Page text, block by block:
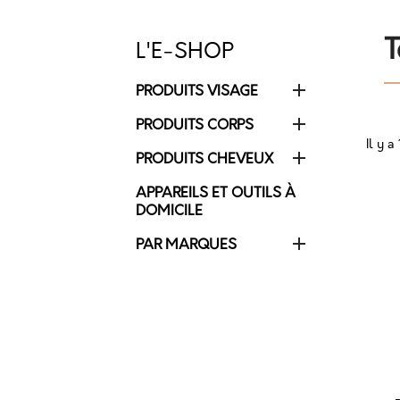
L'E-SHOP
PRODUITS VISAGE 
PRODUITS CORPS 
PRODUITS CHEVEUX 
APPAREILS ET OUTILS À
DOMICILE
PAR MARQUES 
Il y a